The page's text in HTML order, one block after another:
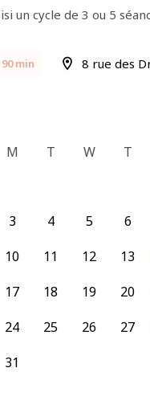
un cycle de 3 ou 5
du massage.
personnalisés :
90 min 8 rue des
M T W T
3 4 5 6
10 11 12 13
17 18 19 20
24 25 26 27
31